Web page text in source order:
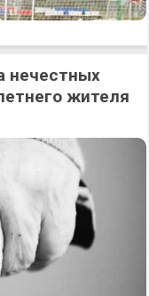
нечестных
жителя